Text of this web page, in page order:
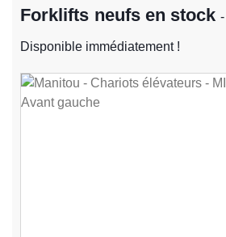
Forklifts neufs en stock
Disponible immédiatement !